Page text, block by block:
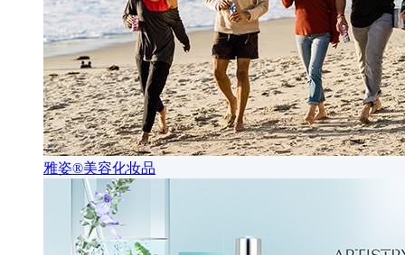
雅姿®美容化妆品